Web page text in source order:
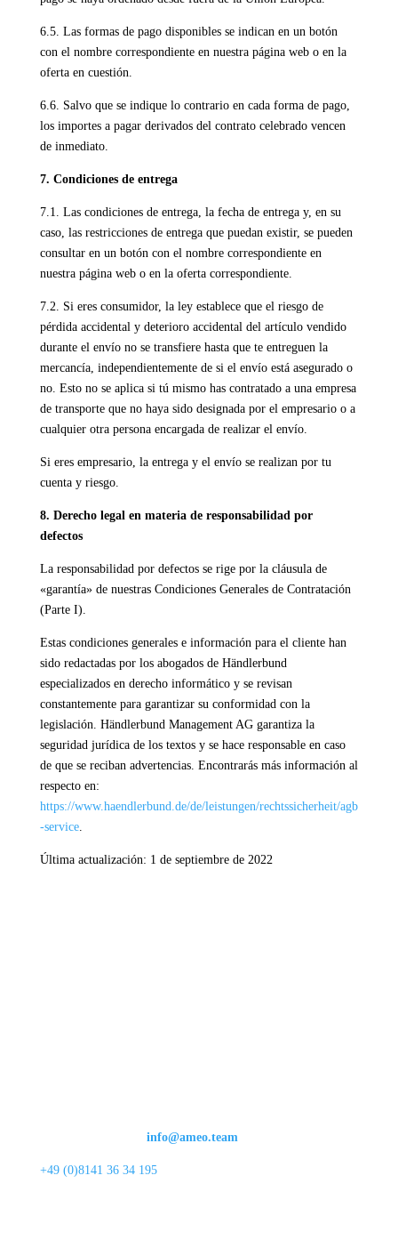
6.5. Las formas de pago disponibles se indican en un botón
con el nombre correspondiente en nuestra página web o en la
oferta en cuestión.
6.6. Salvo que se indique lo contrario en cada forma de pago,
los importes a pagar derivados del contrato celebrado vencen
de inmediato.
7. Condiciones de entrega
7.1. Las condiciones de entrega, la fecha de entrega y, en su
caso, las restricciones de entrega que puedan existir, se pueden
consultar en un botón con el nombre correspondiente en
nuestra página web o en la oferta correspondiente.
7.2. Si eres consumidor, la ley establece que el riesgo de
pérdida accidental y deterioro accidental del artículo vendido
durante el envío no se transfiere hasta que te entreguen la
mercancía, independientemente de si el envío está asegurado o
no. Esto no se aplica si tú mismo has contratado a una empresa
de transporte que no haya sido designada por el empresario o a
cualquier otra persona encargada de realizar el envío.
Si eres empresario, la entrega y el envío se realizan por tu
cuenta y riesgo.
8. Derecho legal en materia de responsabilidad por
defectos
La responsabilidad por defectos se rige por la cláusula de
«garantía» de nuestras Condiciones Generales de Contratación
(Parte I).
Estas condiciones generales e información para el cliente han
sido redactadas por los abogados de Händlerbund
especializados en derecho informático y se revisan
constantemente para garantizar su conformidad con la
legislación. Händlerbund Management AG garantiza la
seguridad jurídica de los textos y se hace responsable en caso
de que se reciban advertencias. Encontrarás más información al
respecto en:
https://www.haendlerbund.de/de/leistungen/rechtssicherheit/agb
-service.
Última actualización: 1 de septiembre de 2022
info@ameo.team
+49 (0)8141 36 34 195